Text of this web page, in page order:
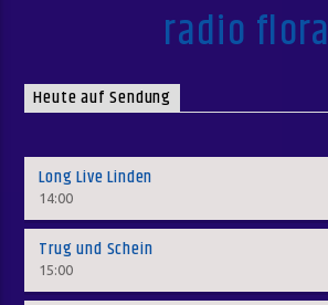
radio flora
Heute auf Sendung
Long Live Linden
14:00
Trug und Schein
15:00